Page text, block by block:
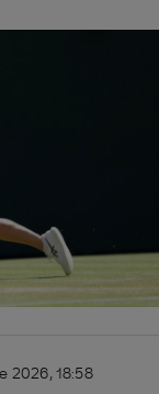
2026, 18:58